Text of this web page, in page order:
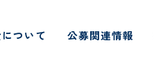
ついて 公募関連情報